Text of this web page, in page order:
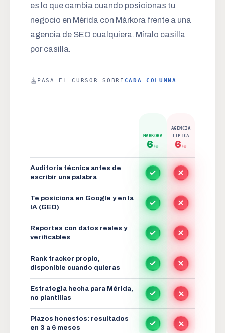
es lo que cambia cuando posicionas tu
negocio en Mérida con Márkora frente a una
agencia de SEO cualquiera. Míralo casilla
por casilla.
PASA EL CURSOR SOBRE CADA COLUMNA
Auditoría técnica antes de
escribir una palabra
Te posiciona en Google y en la
IA (GEO)
Reportes con datos reales y
verificables
Rank tracker propio,
disponible cuando quieras
Estrategia hecha para Mérida,
no plantillas
Plazos honestos: resultados
en 3 a 6 meses
MÁRKORA
6/6
AGENCIA
TÍPICA
6/6